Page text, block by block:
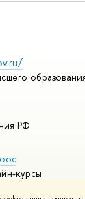
РФ
курсы